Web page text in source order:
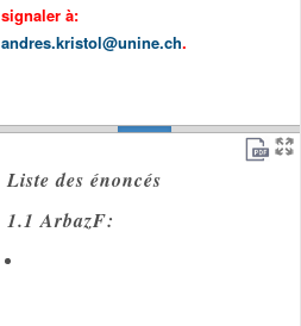
signaler à:
andres.kristol@unine.ch.
Liste des énoncés
1.1 ArbazF: